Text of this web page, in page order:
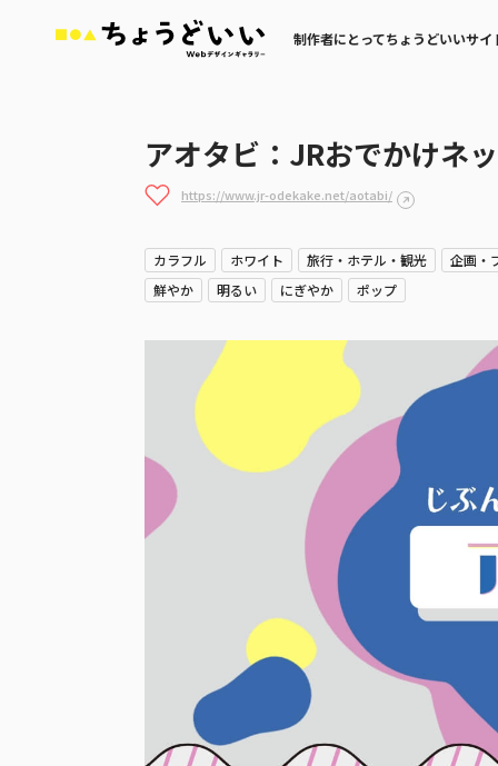
制作者にとってちょうどいいサイ
アオタビ：JRおでかけネ
https://www.jr-odekake.net/aotabi/
カラフル ホワイト 旅行・ホテル・観光
企画・
鮮やか
明るい にぎやか ポップ